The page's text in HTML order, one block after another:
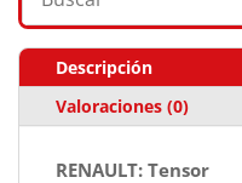
Descripción
Valoraciones (0)
RENAULT: Tensor